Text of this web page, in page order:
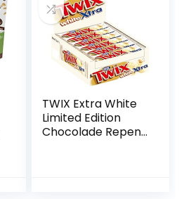
TWIX Extra White
Limited Edition
Chocolade Repen